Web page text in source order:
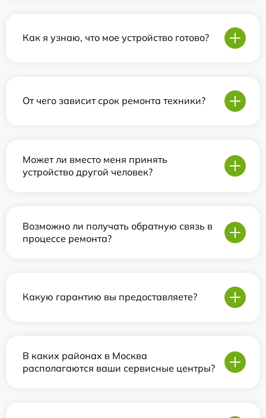
Как я узнаю, что мое устройство готово?
От чего зависит срок ремонта техники?
Может ли вместо меня принять
устройство другой человек?
Возможно ли получать обратную связь в
процессе ремонта?
Какую гарантию вы предоставляете?
В каких районах в Москва
располагаются ваши сервисные центры?